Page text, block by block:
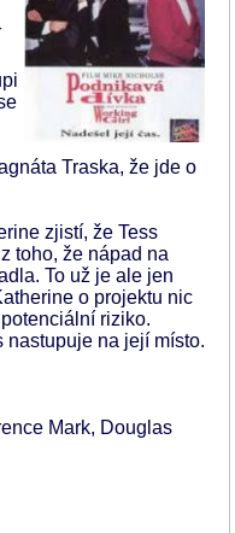
Traska, že jde o
zjistí, že Tess
toho, že nápad na
To už je ale jen
o projektu nic
riziko.
nastupuje na její místo.
Mark, Douglas